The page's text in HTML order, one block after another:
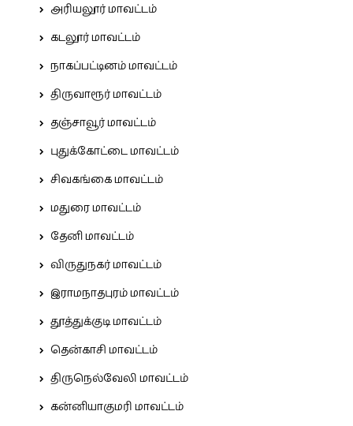
அரியலூர் மாவட்டம்
கடலூர் மாவட்டம்
நாகப்பட்டினம் மாவட்டம்
திருவாரூர் மாவட்டம்
தஞ்சாவூர் மாவட்டம்
புதுக்கோட்டை மாவட்டம்
சிவகங்கை மாவட்டம்
மதுரை மாவட்டம்
தேனி மாவட்டம்
விருதுநகர் மாவட்டம்
இராமநாதபுரம் மாவட்டம்
தூத்துக்குடி மாவட்டம்
தென்காசி மாவட்டம்
திருநெல்வேலி மாவட்டம்
கன்னியாகுமரி மாவட்டம்